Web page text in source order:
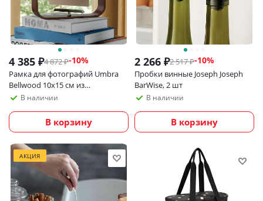
4 385 ₽4 872₽-10%
Рамка для фотографий Umbra
Bellwood 10х15 см из
экологичных материалов,
В наличии
В корзину
2 266 ₽2 517₽-10%
Пробки винные Joseph Joseph
BarWise, 2 шт
В наличии
В корзину
АКЦИЯ